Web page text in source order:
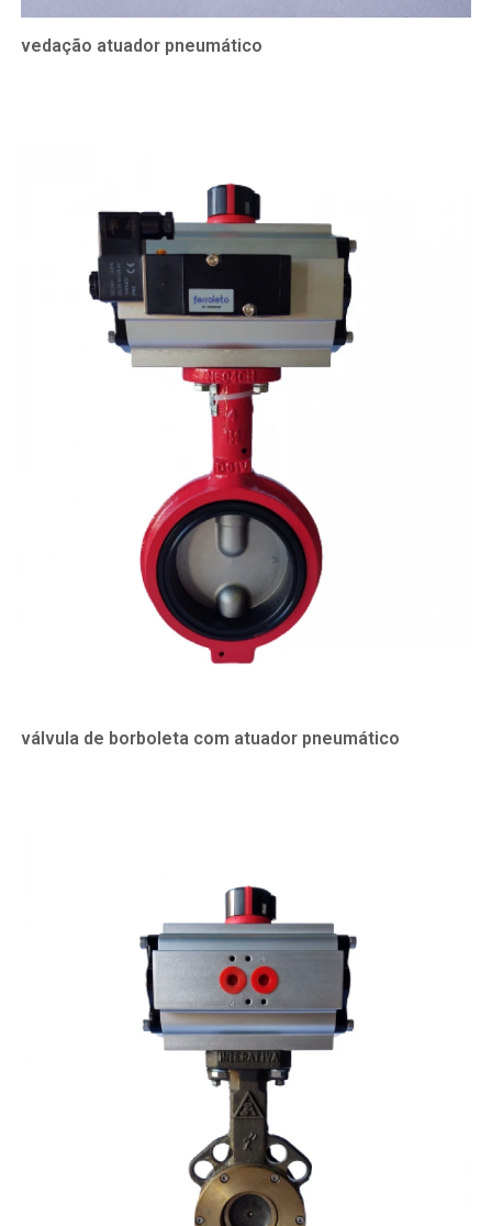
vedação atuador pneumático
válvula de borboleta com atuador pneumático